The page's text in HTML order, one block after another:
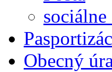
Obecný